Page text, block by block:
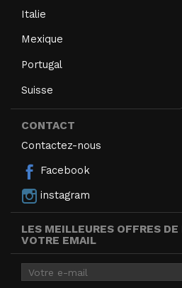
Italie
Mexique
Portugal
Suisse
CONTACT
Contactez-nous
Facebook
instagram
LES MEILLEURES OFFRES
VOTRE EMAIL